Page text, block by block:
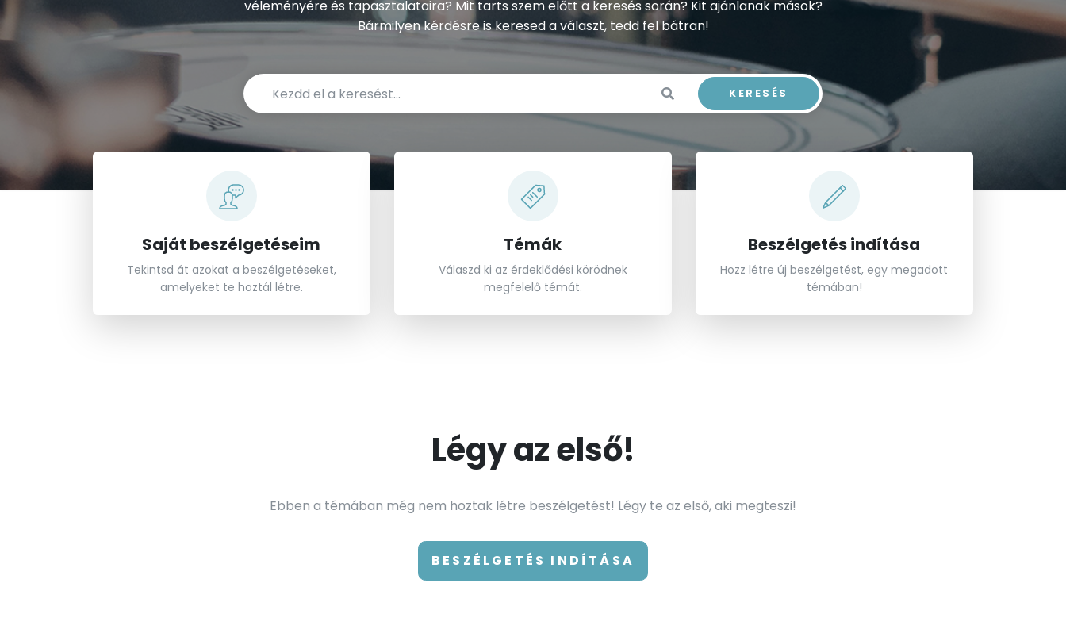
véleményére és tapasztalataira? Mit tarts szem előtt a keresés során? Kit ajánlanak mások?
Bármilyen kérdésre is keresed a választ, tedd fel bátran!
Kezdd el a keresést...
KERESÉS
Saját beszélgetéseim
Tekintsd át azokat a beszélgetéseket,
amelyeket te hoztál létre.
Témák
Válaszd ki az érdeklődési körödnek
megfelelő témát.
Beszélgetés indítása
Hozz létre új beszélgetést, egy megadott
témában!
Légy az első!
Ebben a témában még nem hoztak létre beszélgetést! Légy te az első, aki megteszi!
BESZÉLGETÉS INDÍTÁSA